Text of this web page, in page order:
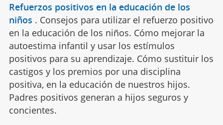
Refuerzos positivos en la educación de los
niños . Consejos para utilizar el refuerzo positivo
en la educación de los niños. Cómo mejorar la
autoestima infantil y usar los estímulos
positivos para su aprendizaje. Cómo sustituir los
castigos y los premios por una disciplina
positiva, en la educación de nuestros hijos.
Padres positivos generan a hijos seguros y
concientes.